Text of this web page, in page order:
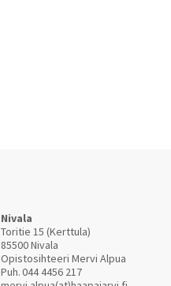
Nivala
Toritie 15 (Kerttula)
85500 Nivala
Opistosihteeri Mervi Alpua
Puh.044 4456 217